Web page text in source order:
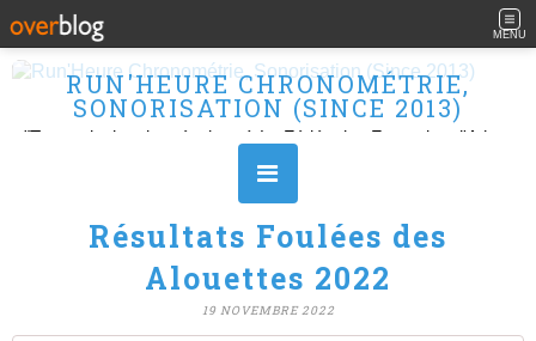
MENU
RUN'HEURE CHRONOMÉTRIE,
SONORISATION (SINCE 2013)
Résultats Foulées des
Alouettes 2022
19 NOVEMBRE 2022